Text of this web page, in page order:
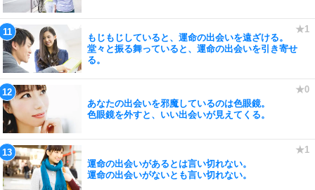
もじもじしていると、運命の出会いを遠ざける。
堂々と振る舞っていると、運命の出会いを引き寄せ
る。
あなたの出会いを邪魔しているのは色眼鏡。
色眼鏡を外すと、いい出会いが見えてくる。
運命の出会いがあるとは言い切れない。
運命の出会いがないとも言い切れない。